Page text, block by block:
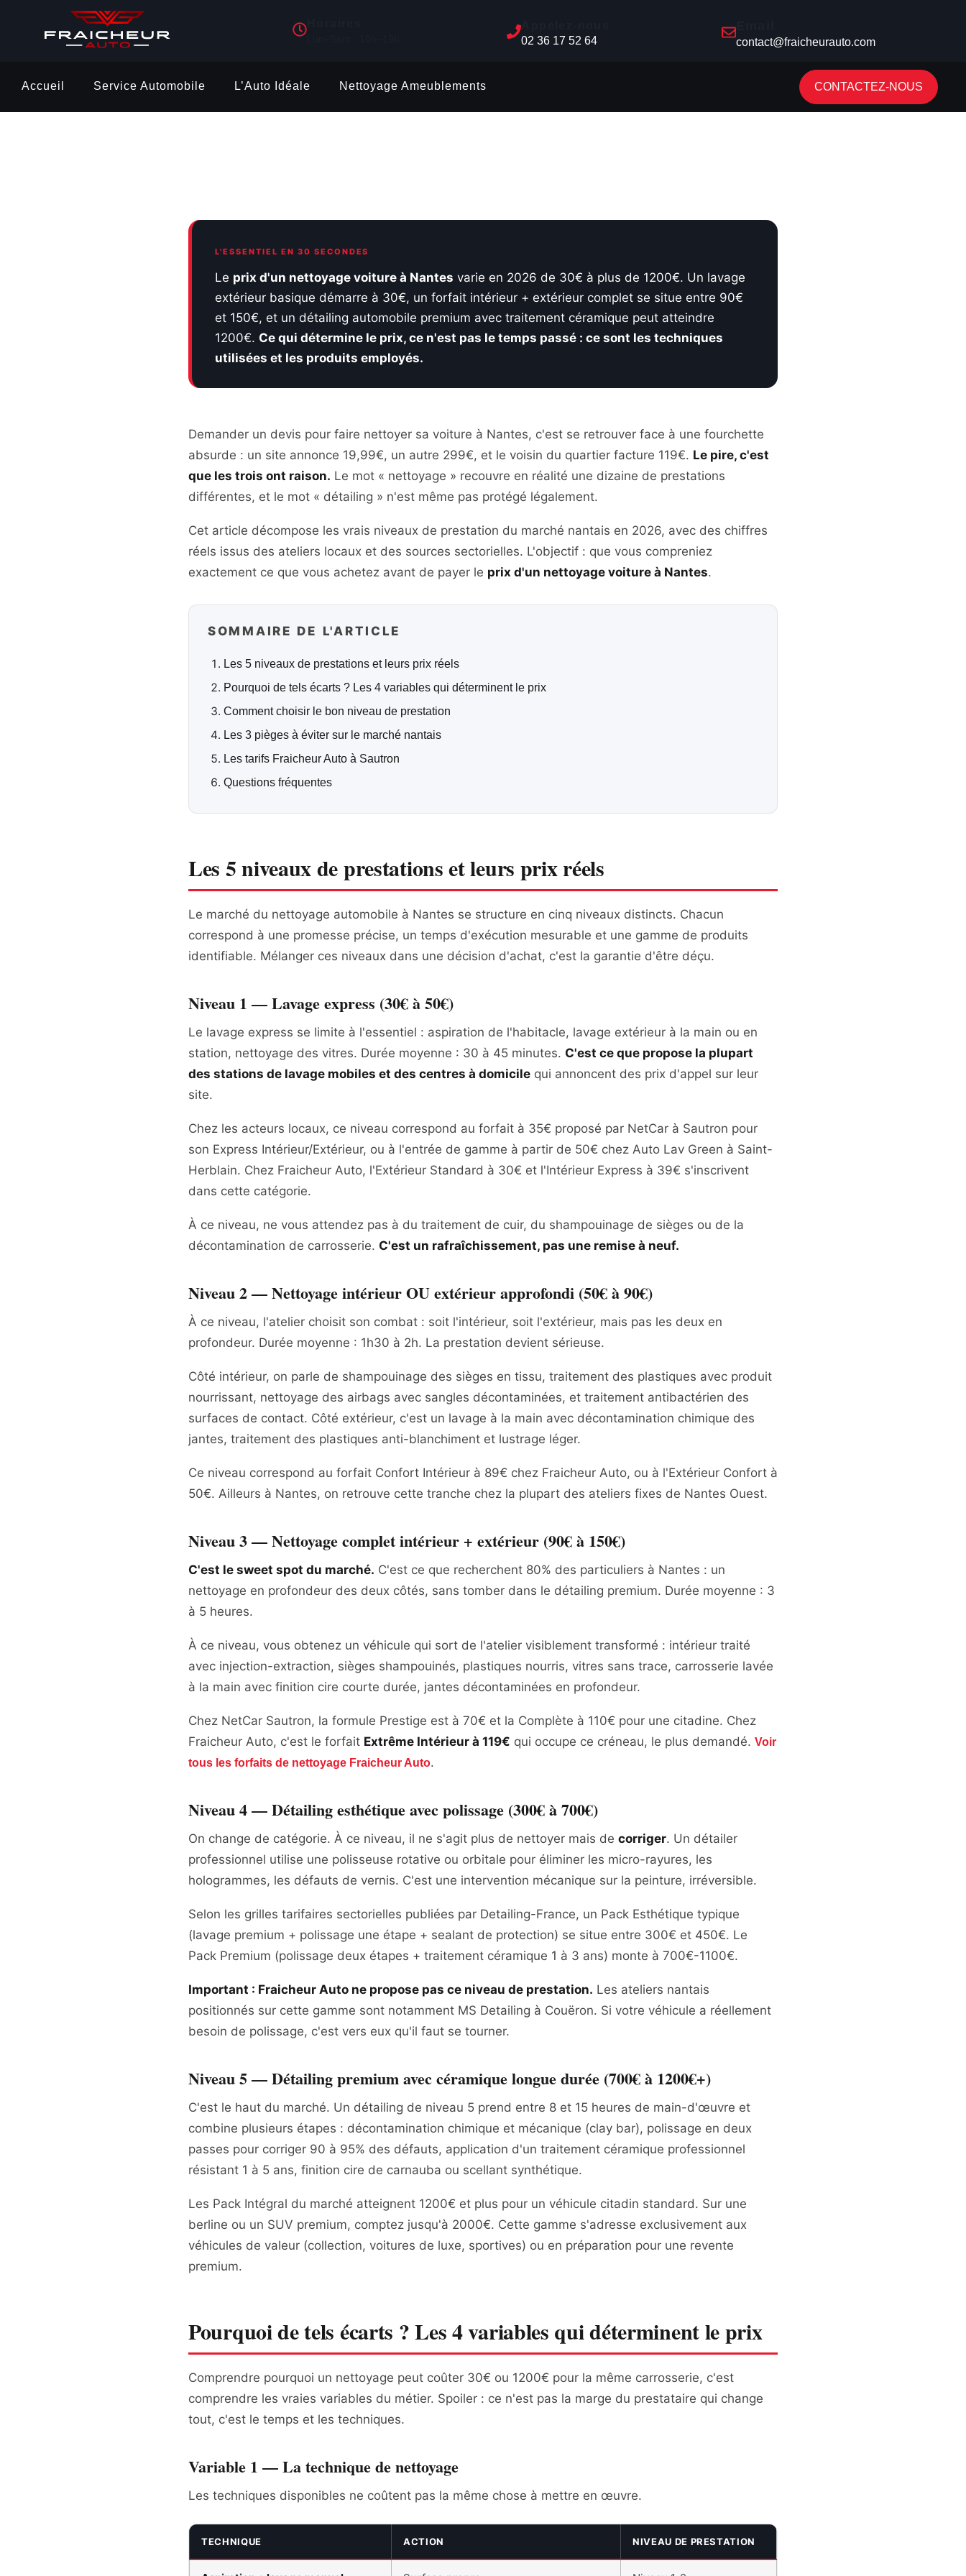
02 36 17 52 64
Email
contact@fraicheurauto.com
Accueil Service Automobile L’Auto Idéale Nettoyage Ameublements CONTACTEZ-NOUS
L'ESSENTIEL EN 30 SECONDES
Le prix d'un nettoyage voiture à Nantes varie en 2026 de 30€ à plus de 1200€. Un lavage
extérieur basique démarre à 30€, un forfait intérieur + extérieur complet se situe entre 90€
et 150€, et un détailing automobile premium avec traitement céramique peut atteindre
1200€. Ce qui détermine le prix, ce n'est pas le temps passé : ce sont les techniques
utilisées et les produits employés.
Demander un devis pour faire nettoyer sa voiture à Nantes, c'est se retrouver face à une fourchette
absurde : un site annonce 19,99€, un autre 299€, et le voisin du quartier facture 119€. Le pire, c'est
que les trois ont raison. Le mot « nettoyage » recouvre en réalité une dizaine de prestations
différentes, et le mot « détailing » n'est même pas protégé légalement.
Cet article décompose les vrais niveaux de prestation du marché nantais en 2026, avec des chiffres
réels issus des ateliers locaux et des sources sectorielles. L'objectif : que vous compreniez
exactement ce que vous achetez avant de payer le prix d'un nettoyage voiture à Nantes.
SOMMAIRE DE L'ARTICLE
Les 5 niveaux de prestations et leurs prix réels
Pourquoi de tels écarts ? Les 4 variables qui déterminent le prix
Comment choisir le bon niveau de prestation
Les 3 pièges à éviter sur le marché nantais
Les tarifs Fraicheur Auto à Sautron
Questions fréquentes
Les 5 niveaux de prestations et leurs prix réels
Le marché du nettoyage automobile à Nantes se structure en cinq niveaux distincts. Chacun
correspond à une promesse précise, un temps d'exécution mesurable et une gamme de produits
identifiable. Mélanger ces niveaux dans une décision d'achat, c'est la garantie d'être déçu.
Niveau 1 — Lavage express (30€ à 50€)
Le lavage express se limite à l'essentiel : aspiration de l'habitacle, lavage extérieur à la main ou en
station, nettoyage des vitres. Durée moyenne : 30 à 45 minutes. C'est ce que propose la plupart
des stations de lavage mobiles et des centres à domicile qui annoncent des prix d'appel sur leur
site.
Chez les acteurs locaux, ce niveau correspond au forfait à 35€ proposé par NetCar à Sautron pour
son Express Intérieur/Extérieur, ou à l'entrée de gamme à partir de 50€ chez Auto Lav Green à Saint-
Herblain. Chez Fraicheur Auto, l'Extérieur Standard à 30€ et l'Intérieur Express à 39€ s'inscrivent
dans cette catégorie.
À ce niveau, ne vous attendez pas à du traitement de cuir, du shampouinage de sièges ou de la
décontamination de carrosserie. C'est un rafraîchissement, pas une remise à neuf.
Niveau 2 — Nettoyage intérieur OU extérieur approfondi (50€ à 90€)
À ce niveau, l'atelier choisit son combat : soit l'intérieur, soit l'extérieur, mais pas les deux en
profondeur. Durée moyenne : 1h30 à 2h. La prestation devient sérieuse.
Côté intérieur, on parle de shampouinage des sièges en tissu, traitement des plastiques avec produit
nourrissant, nettoyage des airbags avec sangles décontaminées, et traitement antibactérien des
surfaces de contact. Côté extérieur, c'est un lavage à la main avec décontamination chimique des
jantes, traitement des plastiques anti-blanchiment et lustrage léger.
Ce niveau correspond au forfait Confort Intérieur à 89€ chez Fraicheur Auto, ou à l'Extérieur Confort à
50€. Ailleurs à Nantes, on retrouve cette tranche chez la plupart des ateliers fixes de Nantes Ouest.
Niveau 3 — Nettoyage complet intérieur + extérieur (90€ à 150€)
C'est le sweet spot du marché. C'est ce que recherchent 80% des particuliers à Nantes : un
nettoyage en profondeur des deux côtés, sans tomber dans le détailing premium. Durée moyenne : 3
à 5 heures.
À ce niveau, vous obtenez un véhicule qui sort de l'atelier visiblement transformé : intérieur traité
avec injection-extraction, sièges shampouinés, plastiques nourris, vitres sans trace, carrosserie lavée
à la main avec finition cire courte durée, jantes décontaminées en profondeur.
Chez NetCar Sautron, la formule Prestige est à 70€ et la Complète à 110€ pour une citadine. Chez
Fraicheur Auto, c'est le forfait Extrême Intérieur à 119€ qui occupe ce créneau, le plus demandé. Voir
tous les forfaits de nettoyage Fraicheur Auto.
Niveau 4 — Détailing esthétique avec polissage (300€ à 700€)
On change de catégorie. À ce niveau, il ne s'agit plus de nettoyer mais de corriger. Un détailer
professionnel utilise une polisseuse rotative ou orbitale pour éliminer les micro-rayures, les
hologrammes, les défauts de vernis. C'est une intervention mécanique sur la peinture, irréversible.
Selon les grilles tarifaires sectorielles publiées par Detailing-France, un Pack Esthétique typique
(lavage premium + polissage une étape + sealant de protection) se situe entre 300€ et 450€. Le
Pack Premium (polissage deux étapes + traitement céramique 1 à 3 ans) monte à 700€-1100€.
Important : Fraicheur Auto ne propose pas ce niveau de prestation. Les ateliers nantais
positionnés sur cette gamme sont notamment MS Detailing à Couëron. Si votre véhicule a réellement
besoin de polissage, c'est vers eux qu'il faut se tourner.
Niveau 5 — Détailing premium avec céramique longue durée (700€ à 1200€+)
C'est le haut du marché. Un détailing de niveau 5 prend entre 8 et 15 heures de main-d'œuvre et
combine plusieurs étapes : décontamination chimique et mécanique (clay bar), polissage en deux
passes pour corriger 90 à 95% des défauts, application d'un traitement céramique professionnel
résistant 1 à 5 ans, finition cire de carnauba ou scellant synthétique.
Les Pack Intégral du marché atteignent 1200€ et plus pour un véhicule citadin standard. Sur une
berline ou un SUV premium, comptez jusqu'à 2000€. Cette gamme s'adresse exclusivement aux
véhicules de valeur (collection, voitures de luxe, sportives) ou en préparation pour une revente
premium.
Pourquoi de tels écarts ? Les 4 variables qui déterminent le prix
Comprendre pourquoi un nettoyage peut coûter 30€ ou 1200€ pour la même carrosserie, c'est
comprendre les vraies variables du métier. Spoiler : ce n'est pas la marge du prestataire qui change
tout, c'est le temps et les techniques.
Variable 1 — La technique de nettoyage
Les techniques disponibles ne coûtent pas la même chose à mettre en œuvre.
TECHNIQUE ACTION NIVEAU DE PRESTATION